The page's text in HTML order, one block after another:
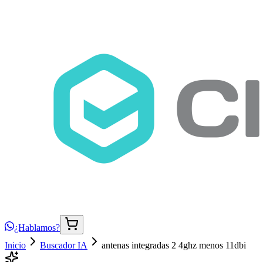
¿Hablamos?
Inicio
Buscador IA antenas integradas 2 4ghz menos 11dbi